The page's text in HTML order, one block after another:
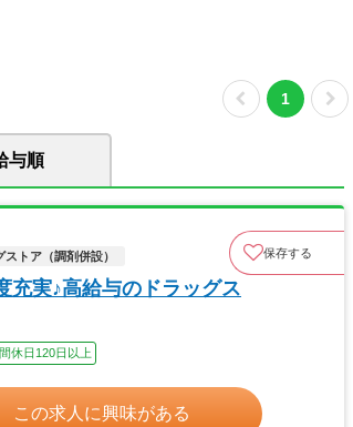
1
与順
ストア（調剤併設） 保存する
充実♪高給与のドラッグス
休日120日以上
この求人に興味がある